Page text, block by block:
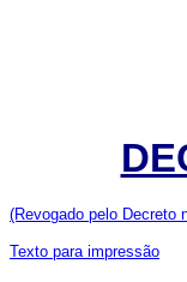
(Revogado pelo Decreto
Texto para impressão